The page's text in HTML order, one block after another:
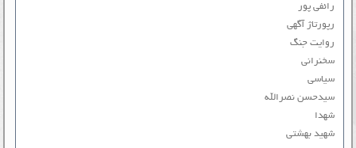
رائفی پور
رپورتاژ آگهی
روایت جنگ
سخنرانی
سیاسی
سیدحسن نصرالله
شهدا
شهید بهشتی